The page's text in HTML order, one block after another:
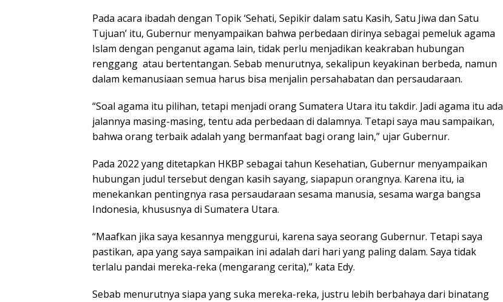
Pada acara ibadah dengan Topik ‘Sehati, Sepikir dalam satu Kasih, Satu Jiwa dan Satu
Tujuan’ itu, Gubernur menyampaikan bahwa perbedaan dirinya sebagai pemeluk agama
Islam dengan penganut agama lain, tidak perlu menjadikan keakraban hubungan
renggang atau bertentangan. Sebab menurutnya, sekalipun keyakinan berbeda, namun
dalam kemanusiaan semua harus bisa menjalin persahabatan dan persaudaraan.
“Soal agama itu pilihan, tetapi menjadi orang Sumatera Utara itu takdir. Jadi agama itu ada
jalannya masing-masing, tentu ada perbedaan di dalamnya. Tetapi saya mau sampaikan,
bahwa orang terbaik adalah yang bermanfaat bagi orang lain,” ujar Gubernur.
Pada 2022 yang ditetapkan HKBP sebagai tahun Kesehatian, Gubernur menyampaikan
hubungan judul tersebut dengan kasih sayang, siapapun orangnya. Karena itu, ia
menekankan pentingnya rasa persaudaraan sesama manusia, sesama warga bangsa
Indonesia, khususnya di Sumatera Utara.
“Maafkan jika saya kesannya menggurui, karena saya seorang Gubernur. Tetapi saya
pastikan, apa yang saya sampaikan ini adalah dari hari yang paling dalam. Saya tidak
terlalu pandai mereka-reka (mengarang cerita),” kata Edy.
Sebab menurutnya siapa yang suka mereka-reka, justru lebih berbahaya dari binatang